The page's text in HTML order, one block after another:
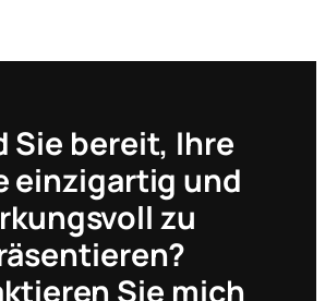
Sie bereit, Ihre
einzigartig und
zu
Sie mich